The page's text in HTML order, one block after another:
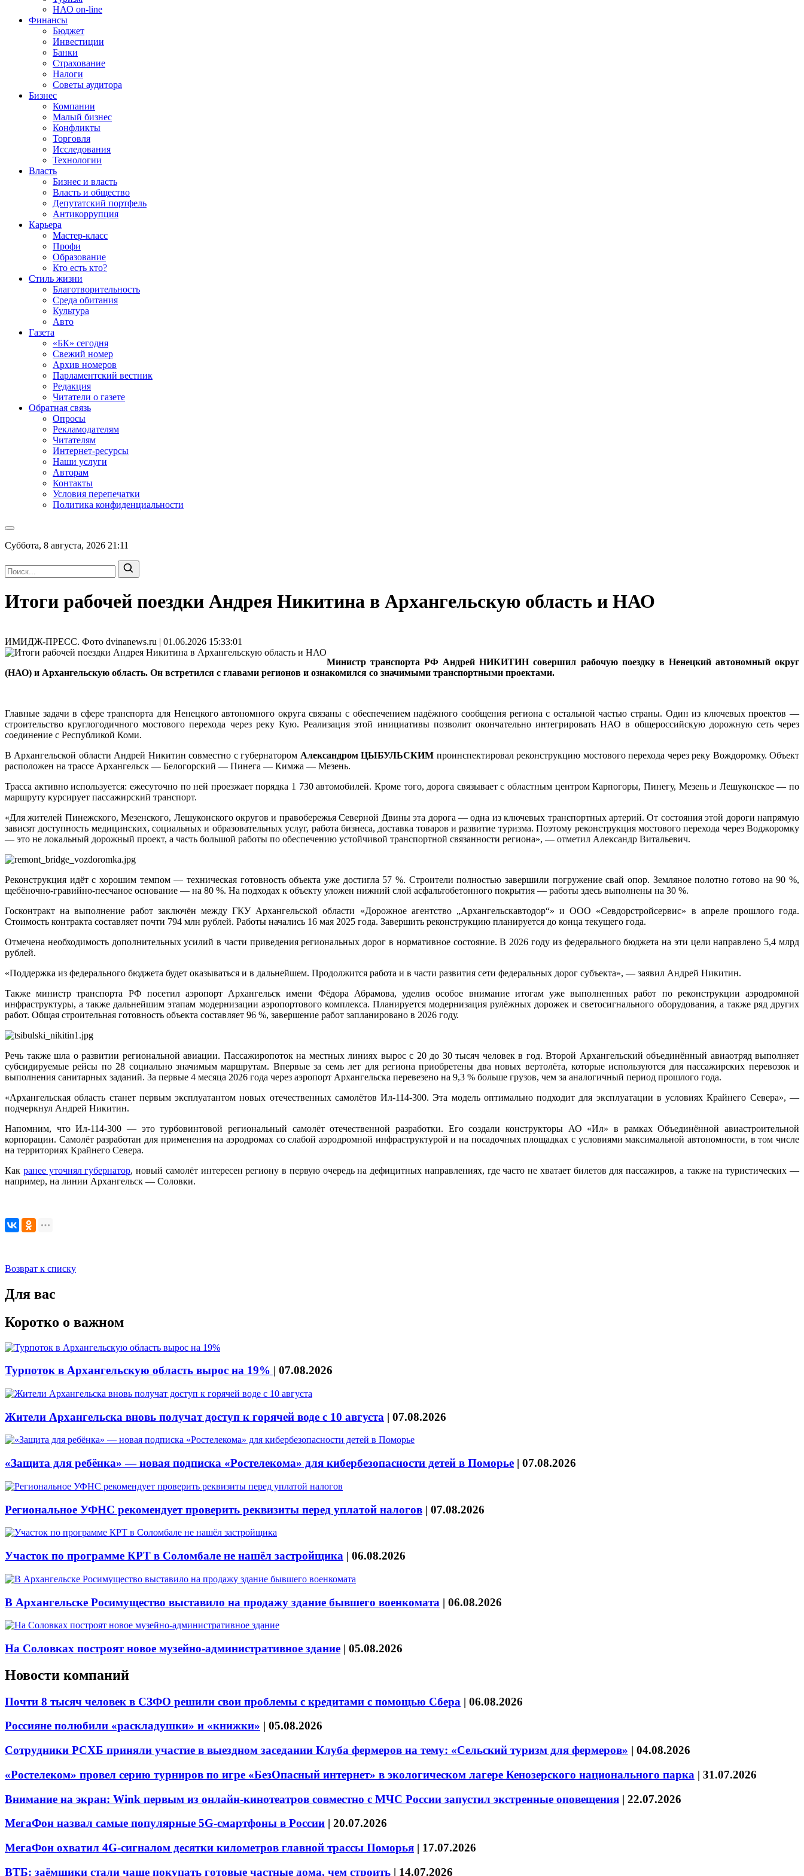
НАО on-line
Финансы
Бюджет
Инвестиции
Банки
Страхование
Налоги
Советы аудитора
Бизнес
Компании
Малый бизнес
Конфликты
Торговля
Исследования
Технологии
Власть
Бизнес и власть
Власть и общество
Депутатский портфель
Антикоррупция
Карьера
Мастер-класс
Профи
Образование
Кто есть кто?
Стиль жизни
Благотворительность
Среда обитания
Культура
Авто
Газета
«БК» сегодня
Свежий номер
Архив номеров
Парламентский вестник
Редакция
Читатели о газете
Обратная связь
Опросы
Рекламодателям
Читателям
Интернет-ресурсы
Наши услуги
Авторам
Контакты
Условия перепечатки
Политика конфиденциальности
Суббота, 8 августа, 2026 21:11
Итоги рабочей поездки Андрея Никитина в Архангельскую область и НАО
ИМИДЖ-ПРЕСС. Фото dvinanews.ru | 01.06.2026 15:33:01
Министр транспорта РФ Андрей НИКИТИН совершил рабочую поездку в Ненецкий автономный округ
(НАО) и Архангельскую область. Он встретился с главами регионов и ознакомился со значимыми транспортными проектами.
Главные задачи в сфере транспорта для Ненецкого автономного округа связаны с обеспечением надёжного сообщения региона с остальной частью страны. Один из ключевых проектов —
строительство круглогодичного мостового перехода через реку Кую. Реализация этой инициативы позволит окончательно интегрировать НАО в общероссийскую дорожную сеть через
соединение с Республикой Коми.
В Архангельской области Андрей Никитин совместно с губернатором Александром ЦЫБУЛЬСКИМ проинспектировал реконструкцию мостового перехода через реку Вождоромку. Объект
расположен на трассе Архангельск — Белогорский — Пинега — Кимжа — Мезень.
Трасса активно используется: ежесуточно по ней проезжает порядка 1 730 автомобилей. Кроме того, дорога связывает с областным центром Карпогоры, Пинегу, Мезень и Лешуконское — по
маршруту курсирует пассажирский транспорт.
«Для жителей Пинежского, Мезенского, Лешуконского округов и правобережья Северной Двины эта дорога — одна из ключевых транспортных артерий. От состояния этой дороги напрямую
зависят доступность медицинских, социальных и образовательных услуг, работа бизнеса, доставка товаров и развитие туризма. Поэтому реконструкция мостового перехода через Воджоромку
— это не локальный дорожный проект, а часть большой работы по обеспечению устойчивой транспортной связанности региона», — отметил Александр Витальевич.
Реконструкция идёт с хорошим темпом — техническая готовность объекта уже достигла 57 %. Строители полностью завершили погружение свай опор. Земляное полотно готово на 90 %,
щебёночно‑гравийно‑песчаное основание — на 80 %. На подходах к объекту уложен нижний слой асфальтобетонного покрытия — работы здесь выполнены на 30 %.
Госконтракт на выполнение работ заключён между ГКУ Архангельской области «Дорожное агентство „Архангельскавтодор“» и ООО «Севдорстройсервис» в апреле прошлого года.
Стоимость контракта составляет почти 794 млн рублей. Работы начались 16 мая 2025 года. Завершить реконструкцию планируется до конца текущего года.
Отмечена необходимость дополнительных усилий в части приведения региональных дорог в нормативное состояние. В 2026 году из федерального бюджета на эти цели направлено 5,4 млрд
рублей.
«Поддержка из федерального бюджета будет оказываться и в дальнейшем. Продолжится работа и в части развития сети федеральных дорог субъекта», — заявил Андрей Никитин.
Также министр транспорта РФ посетил аэропорт Архангельск имени Фёдора Абрамова, уделив особое внимание итогам уже выполненных работ по реконструкции аэродромной
инфраструктуры, а также дальнейшим этапам модернизации аэропортового комплекса. Планируется модернизация рулёжных дорожек и светосигнального оборудования, а также ряд других
работ. Общая строительная готовность объекта составляет 96 %, завершение работ запланировано в 2026 году.
Речь также шла о развитии региональной авиации. Пассажиропоток на местных линиях вырос с 20 до 30 тысяч человек в год. Второй Архангельский объединённый авиаотряд выполняет
субсидируемые рейсы по 28 социально значимым маршрутам. Впервые за семь лет для региона приобретены два новых вертолёта, которые используются для пассажирских перевозок и
выполнения санитарных заданий. За первые 4 месяца 2026 года через аэропорт Архангельска перевезено на 9,3 % больше грузов, чем за аналогичный период прошлого года.
«Архангельская область станет первым эксплуатантом новых отечественных самолётов Ил‑114‑300. Эта модель оптимально подходит для эксплуатации в условиях Крайнего Севера», —
подчеркнул Андрей Никитин.
Напомним, что Ил‑114‑300 — это турбовинтовой региональный самолёт отечественной разработки. Его создали конструкторы АО «Ил» в рамках Объединённой авиастроительной
корпорации. Самолёт разработан для применения на аэродромах со слабой аэродромной инфраструктурой и на посадочных площадках с условиями максимальной автономности, в том числе
на территориях Крайнего Севера.
Как ранее уточнял губернатор, новый самолёт интересен региону в первую очередь на дефицитных направлениях, где часто не хватает билетов для пассажиров, а также на туристических —
например, на линии Архангельск — Соловки.
Возврат к списку
Для вас
Коротко о важном
Турпоток в Архангельскую область вырос на 19% | 07.08.2026
Жители Архангельска вновь получат доступ к горячей воде с 10 августа | 07.08.2026
«Защита для ребёнка» — новая подписка «Ростелекома» для кибербезопасности детей в Поморье | 07.08.2026
Региональное УФНС рекомендует проверить реквизиты перед уплатой налогов | 07.08.2026
Участок по программе КРТ в Соломбале не нашёл застройщика | 06.08.2026
В Архангельске Росимущество выставило на продажу здание бывшего военкомата | 06.08.2026
На Соловках построят новое музейно-административное здание | 05.08.2026
Новости компаний
Почти 8 тысяч человек в СЗФО решили свои проблемы с кредитами с помощью Сбера | 06.08.2026
Россияне полюбили «раскладушки» и «книжки» | 05.08.2026
Сотрудники РСХБ приняли участие в выездном заседании Клуба фермеров на тему: «Сельский туризм для фермеров» | 04.08.2026
«Ростелеком» провел серию турниров по игре «БезОпасный интернет» в экологическом лагере Кенозерского национального парка | 31.07.2026
Внимание на экран: Wink первым из онлайн-кинотеатров совместно с МЧС России запустил экстренные оповещения | 22.07.2026
МегаФон назвал самые популярные 5G-смартфоны в России | 20.07.2026
МегаФон охватил 4G-сигналом десятки километров главной трассы Поморья | 17.07.2026
ВТБ: заёмщики стали чаще покупать готовые частные дома, чем строить | 14.07.2026